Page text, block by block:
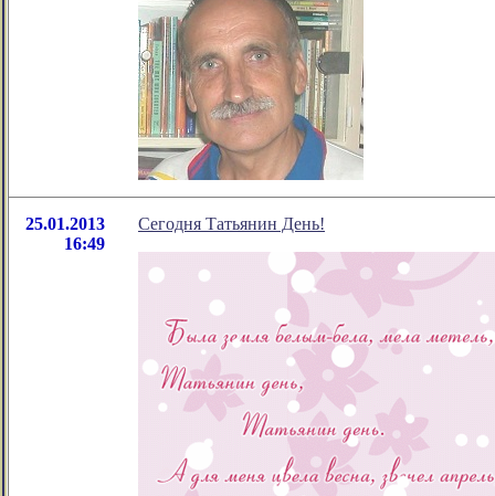
25.01.2013
16:49
Сегодня Татьянин День!